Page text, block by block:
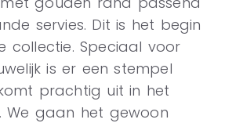
servies. Dit is het begin
collectie. Speciaal voor
is er een stempel
prachtig uit in het
We gaan het gewoon